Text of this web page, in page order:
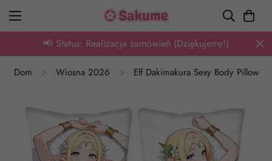
🎁 Oferta: Tysiące wzorów z super rabatem
Dom Wiosna 2026 Elf Dakimakura Sexy Body Pillow